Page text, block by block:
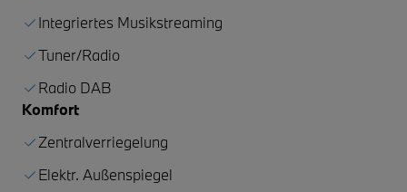
Integriertes Musikstreaming
Tuner/Radio
Radio DAB
Komfort
Zentralverriegelung
Elektr. Außenspiegel